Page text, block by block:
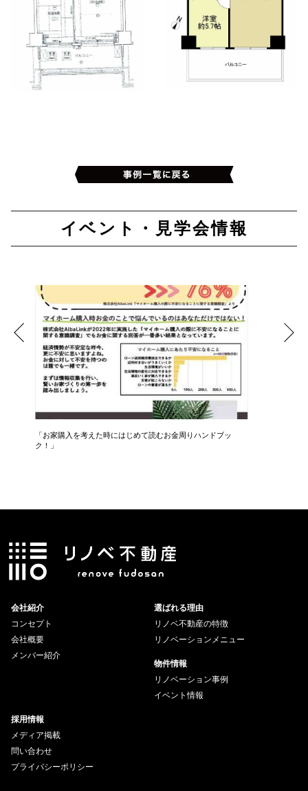
イベント・見学会情報
「お家購入を考えた時にはじめて読むお金周りハンドブッ
ク！」
会社紹介
コンセプト
会社概要
メンバー紹介
選ばれる理由
リノベ不動産の特徴
リノベーションメニュー
物件情報
リノベーション事例
イベント情報
採用情報
メディア掲載
問い合わせ
プライバシーポリシー